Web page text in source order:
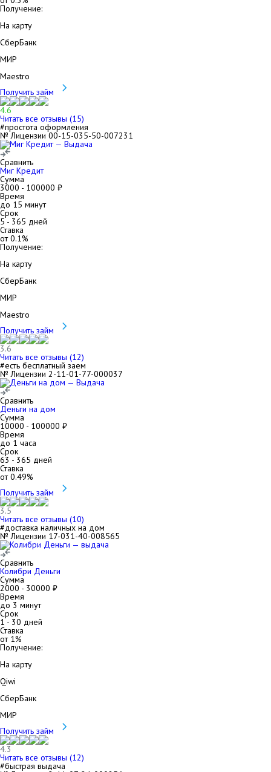
Получение:
На карту
СберБанк
МИР
Maestro
Получить займ
4.6
Читать все отзывы (15)
#простота оформления
№ Лицензии 00-15-035-50-007231
Сравнить
Миг Кредит
Сумма
3000 - 100000 ₽
Время
до 15 минут
Срок
5- 365 дней
Ставка
от0.1%
Получение:
На карту
СберБанк
МИР
Maestro
Получить займ
3.6
Читать все отзывы (12)
#есть бесплатный заем
№ Лицензии 2-11-01-77-000037
Сравнить
Деньги на дом
Сумма
10000 - 100000 ₽
Время
до 1 часа
Срок
63 - 365 дней
Ставка
от0.49%
Получить займ
3.5
Читать все отзывы (10)
#доставка наличных на дом
№ Лицензии 17-031-40-008565
Сравнить
Колибри Деньги
Сумма
2000 - 30000 ₽
Время
до 3 минут
Срок
1- 30 дней
Ставка
от 1%
Получение:
На карту
Qiwi
СберБанк
МИР
Получить займ
4.3
Читать все отзывы (12)
#быстрая выдача